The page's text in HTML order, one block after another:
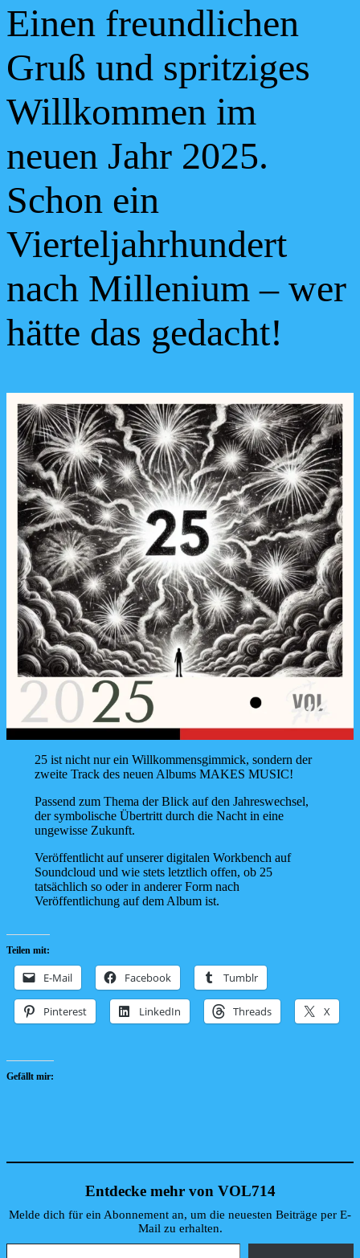
Einen freundlichen
Gruß und spritziges
Willkommen im
neuen Jahr 2025.
Schon ein
Vierteljahrhundert
nach Millenium – wer
hätte das gedacht!
25 ist nicht nur ein Willkommensgimmick, sondern der
zweite Track des neuen Albums MAKES MUSIC!
Passend zum Thema der Blick auf den Jahreswechsel,
der symbolische Übertritt durch die Nacht in eine
ungewisse Zukunft.
Veröffentlicht auf unserer digitalen Workbench auf
Soundcloud und wie stets letztlich offen, ob 25
tatsächlich so oder in anderer Form nach
Veröffentlichung auf dem Album ist.
Teilen mit:
E-Mail Facebook Tumblr
Pinterest LinkedIn Threads X
Gefällt mir:
Entdecke mehr von VOL714
Melde dich für ein Abonnement an, um die neuesten Beiträge per E-
Mail zu erhalten.
Gib deine E-Mail-Adresse ein ...